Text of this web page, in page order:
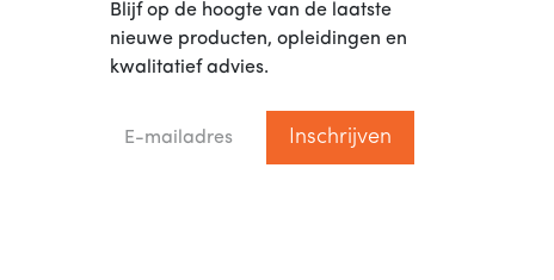
Blijf op de hoogte van de laatste
nieuwe producten, opleidingen en
kwalitatief advies.
Inschrijven